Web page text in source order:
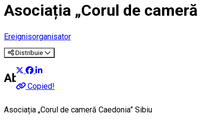
Asociația „Corul de
Ereignisorganisator
Distribuie
Copied!
About
Asociația „Corul de cameră Caedonia” Sibiu